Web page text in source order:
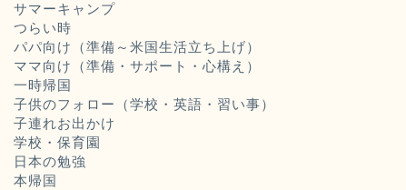
サマーキャンプ
つらい時
パパ向け（準備～米国生活立ち上げ）
ママ向け（準備・サポート・心構え）
一時帰国
子供のフォロー（学校・英語・習い事）
子連れお出かけ
学校・保育園
日本の勉強
本帰国